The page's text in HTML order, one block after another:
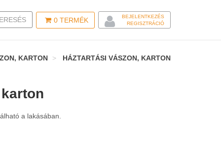
0 TERMÉK
BEJELENTKEZÉS
REGISZTRÁCIÓ
SEARCH
KARTON HÁZTARTÁSI VÁSZON, KARTON
a lakásában.